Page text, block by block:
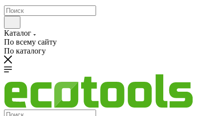
Каталог
По всему сайту
По каталогу